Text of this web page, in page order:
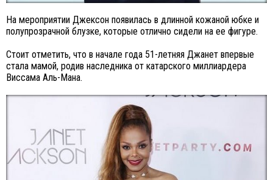
На мероприятии Джексон появилась в длинной кожаной юбке и
полупрозрачной блузке, которые отлично сидели на ее фигуре.
Стоит отметить, что в начале года 51-летняя Джанет впервые
стала мамой, родив наследника от катарского миллиардера
Виссама Аль-Мана.